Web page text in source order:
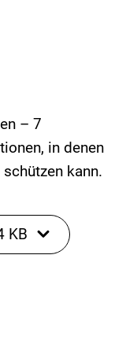
– 7
in denen
kann.
KB